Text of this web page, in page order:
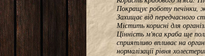
Покращує роботу печінки,
Захищає від передчасного
Містить корисні для
Цінність м'яса краба ще
сприятливо впливає на
нормалізації рівня